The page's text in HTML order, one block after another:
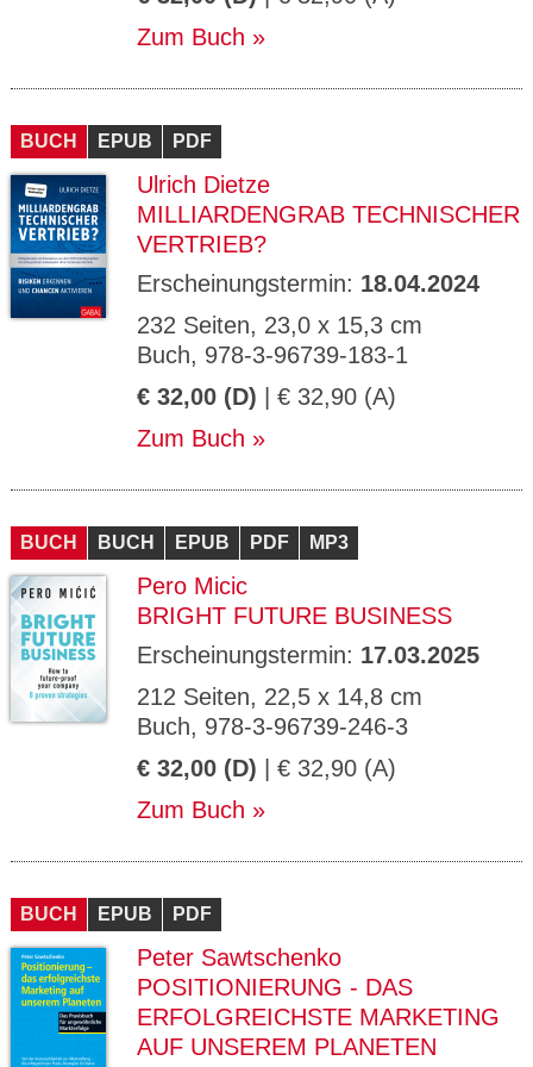
Zum Buch
BUCH EPUB PDF
Ulrich Dietze
MILLIARDENGRAB TECHNISCHER
VERTRIEB?
Erscheinungstermin: 18.04.2024
232 Seiten, 23,0 x 15,3 cm
Buch, 978-3-96739-183-1
€ 32,00 (D) | € 32,90 (A)
Zum Buch
BUCH BUCH EPUB PDF MP3
Pero Micic
BRIGHT FUTURE BUSINESS
Erscheinungstermin: 17.03.2025
212 Seiten, 22,5 x 14,8 cm
Buch, 978-3-96739-246-3
€ 32,00 (D) | € 32,90 (A)
Zum Buch
BUCH EPUB PDF
Peter Sawtschenko
POSITIONIERUNG - DAS
ERFOLGREICHSTE MARKETING
AUF UNSEREM PLANETEN